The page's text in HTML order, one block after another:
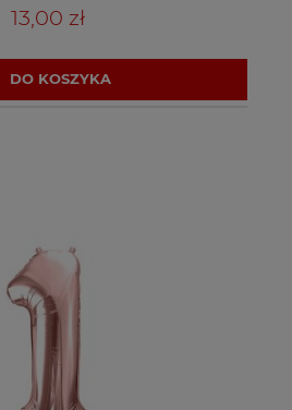
13,00 zł
DO KOSZYKA